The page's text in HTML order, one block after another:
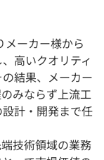
ーカー様から
高いクオリティ
結果、メーカー
みならず上流工
計・開発まで任
技術領域の業務